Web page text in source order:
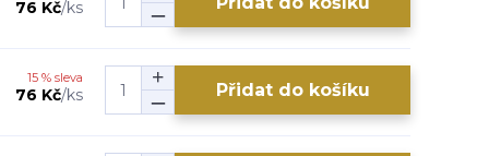
76 Kč/ks
15 % sleva
76 Kč/ks Přidat do košíku